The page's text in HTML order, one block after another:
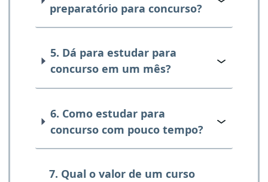
preparatório para concurso?
5. Dá para estudar para
concurso em um mês?
6. Como estudar para
concurso com pouco tempo?
7. Qual o valor de um curso